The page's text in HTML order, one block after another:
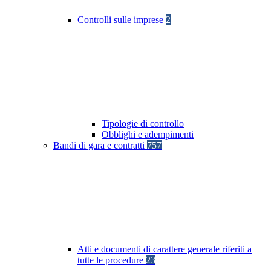
Controlli sulle imprese 2
Tipologie di controllo
Obblighi e adempimenti
Bandi di gara e contratti 757
Atti e documenti di carattere generale riferiti a
tutte le procedure 23